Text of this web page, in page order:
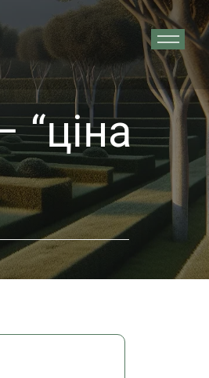
“ціна